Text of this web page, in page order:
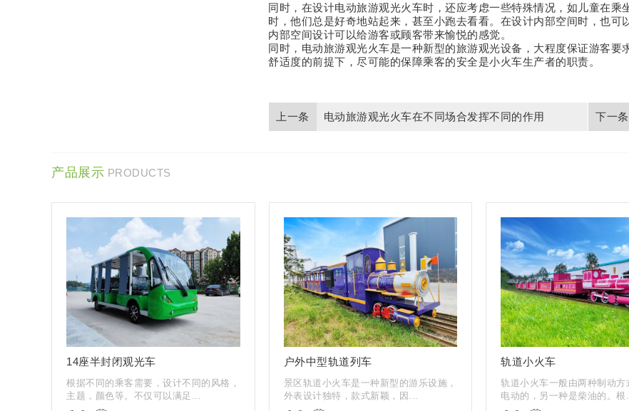
同时，在设计电动旅游观光火车时，还应考虑一些特殊情况，如儿童在
时，他们总是好奇地站起来，甚至小跑去看看。在设计内部空间时，也
内部空间设计可以给游客或顾客带来愉悦的感觉。
同时，电动旅游观光火车是一种新型的旅游观光设备，大程度保证游客
舒适度的前提下，尽可能的保障乘客的安全是小火车生产者的职责。
电动旅游观光火车在不同场合发挥不同的作用
产品展示 PRODUCTS
14座半封闭观光车
根据不同的乘客需要，设计不同的风格，
主题，颜色等。不仅可以满足...
户外中型轨道列车
景区轨道小火车是一种新型的游乐设施，
外表设计独特，款式新颖，因...
轨道小火车
轨道小火车一般由两种制动方
电动的，另一种是柴油的。根